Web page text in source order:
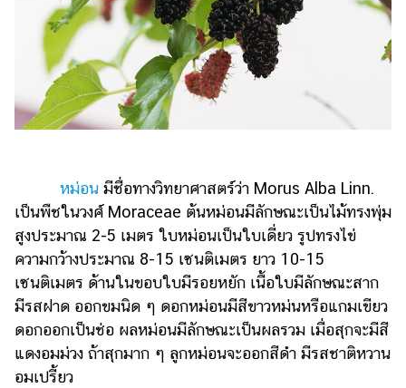
ผู้ชาย
สุขภาพ
ท่อง
เที่ยว
สูตร
ช้อป
ปิ้ง
รถยนต์
บ้าน
และ
การ
ตกแต่ง
หม่อน มีชื่อทางวิทยาศาสตร์ว่า Morus Alba Linn.
เป็นพืชในวงศ์ Moraceae ต้นหม่อนมีลักษณะเป็นไม้ทรงพุ่ม
สูงประมาณ 2-5 เมตร ใบหม่อนเป็นใบเดี่ยว รูปทรงไข่
ความกว้างประมาณ 8-15 เซนติเมตร ยาว 10-15
เซนติเมตร ด้านในขอบใบมีรอยหยัก เนื้อใบมีลักษณะสาก
มีรสฝาด ออกขมนิด ๆ ดอกหม่อนมีสีขาวหม่นหรือแกมเขียว
ดอกออกเป็นช่อ ผลหม่อนมีลักษณะเป็นผลรวม เมื่อสุกจะมีสี
แดงอมม่วง ถ้าสุกมาก ๆ ลูกหม่อนจะออกสีดำ มีรสชาติหวาน
อมเปรี้ยว